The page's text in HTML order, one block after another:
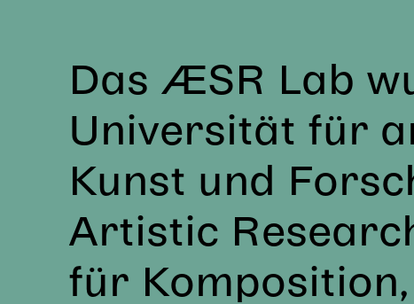
Das ÆSR Lab
Universität für
Kunst und
Artistic
für